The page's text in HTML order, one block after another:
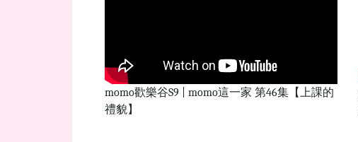
momo歡樂谷S9 | momo這一家 第46集【上課的
禮貌】